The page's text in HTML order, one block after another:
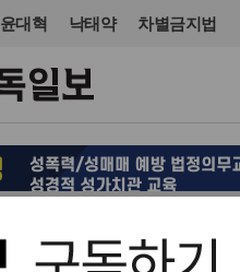
윤대혁 낙태약 차별금지법